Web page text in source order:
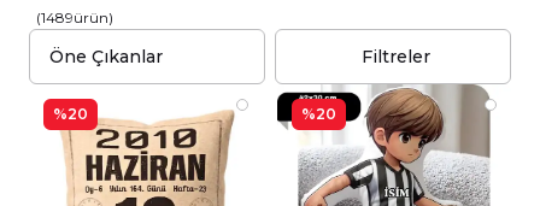
(1489ürün)
Filtreler
%20 %20